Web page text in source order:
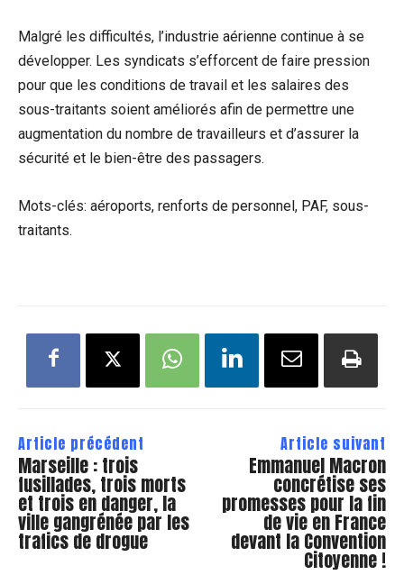
Malgré les difficultés, l’industrie aérienne continue à se
développer. Les syndicats s’efforcent de faire pression
pour que les conditions de travail et les salaires des
sous-traitants soient améliorés afin de permettre une
augmentation du nombre de travailleurs et d’assurer la
sécurité et le bien-être des passagers.
Mots-clés: aéroports, renforts de personnel, PAF, sous-
traitants.
Article précédent
Marseille : trois
fusillades, trois morts
et trois en danger, la
ville gangrénée par les
trafics de drogue
Article suivant
Emmanuel Macron
concrétise ses
promesses pour la fin
de vie en France
devant la Convention
Citoyenne !